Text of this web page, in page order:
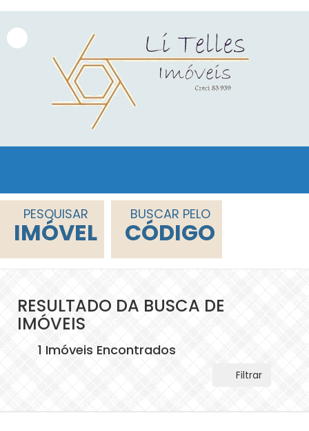
PESQUISAR
IMÓVEL
BUSCAR PELO
CÓDIGO
RESULTADO DA BUSCA DE
IMÓVEIS
1 Imóveis Encontrados
Filtrar